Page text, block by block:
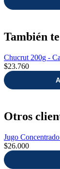
También
Chucrut 200g -
$23.760
Otros
Jugo
$26.000